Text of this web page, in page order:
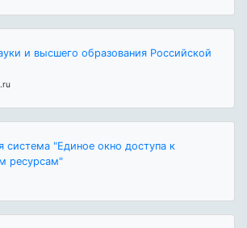
и высшего образования Российской
система "Единое окно доступа к
ресурсам"